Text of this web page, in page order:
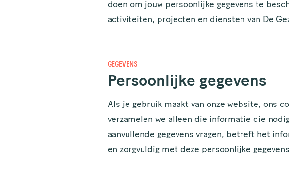
doen om jouw persoonlijke gegevens te
activiteiten, projecten en diensten van De
GEGEVENS
Persoonlijke gegevens
Als je gebruik maakt van onze website, ons
verzamelen we alleen die informatie die
aanvullende gegevens vragen, betreft het
en zorgvuldig met deze persoonlijke